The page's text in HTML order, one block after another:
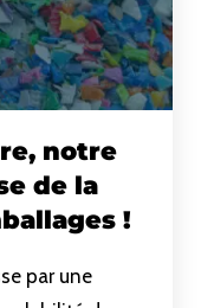
notre
de la
!
par une